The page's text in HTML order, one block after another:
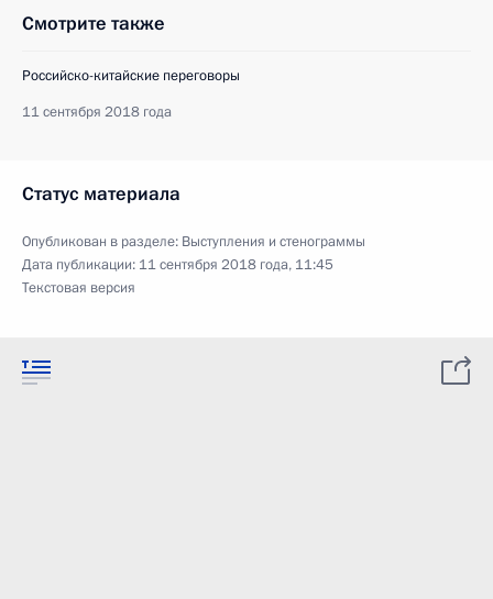
Смотрите также
Российско-китайские переговоры
11 сентября 2018 года
Статус материала
Опубликован в разделе: Выступления и стенограммы
Дата публикации: 11 сентября 2018 года, 11:45
Текстовая версия